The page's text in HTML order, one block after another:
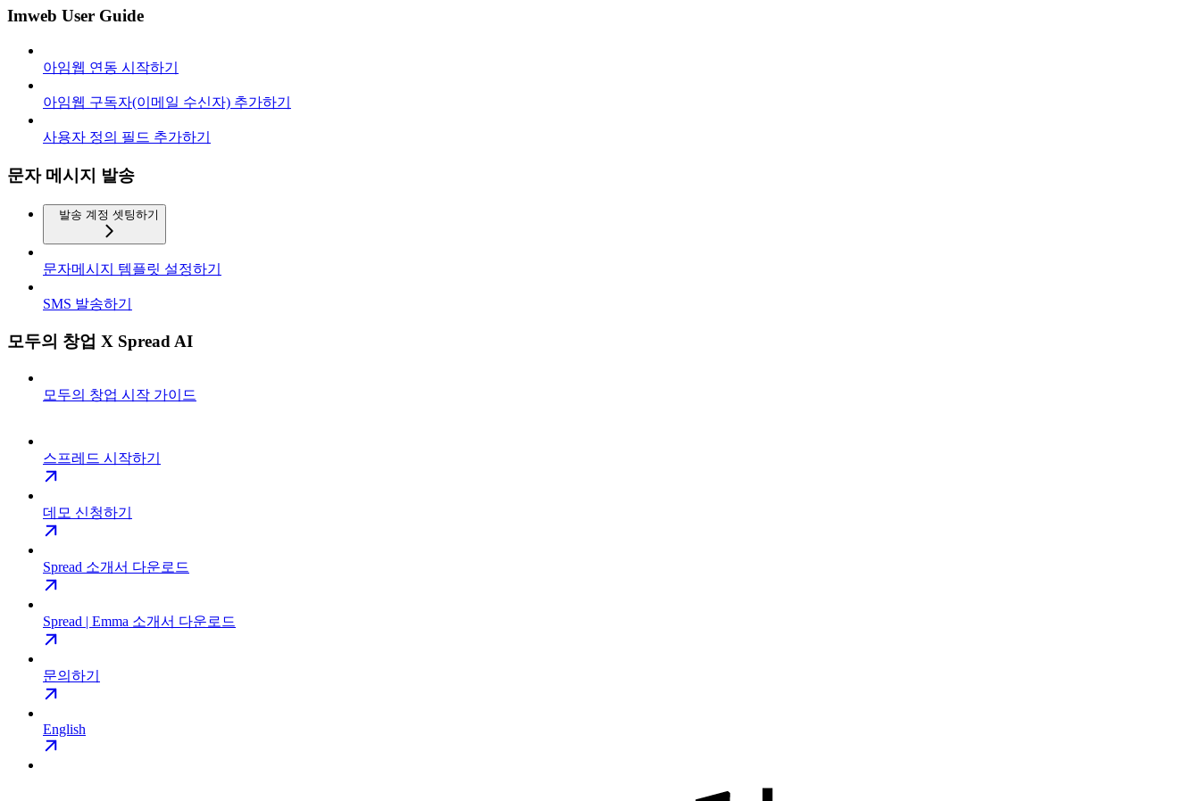
Imweb User Guide
아임웹 연동 시작하기
아임웹 구독자(이메일 수신자) 추가하기
사용자 정의 필드 추가하기
문자 메시지 발송
발송 계정 셋팅하기
문자메시지 템플릿 설정하기
SMS 발송하기
모두의 창업 X Spread AI
모두의 창업 시작 가이드
스프레드 시작하기
데모 신청하기
Spread 소개서 다운로드
Spread | Emma 소개서 다운로드
문의하기
English